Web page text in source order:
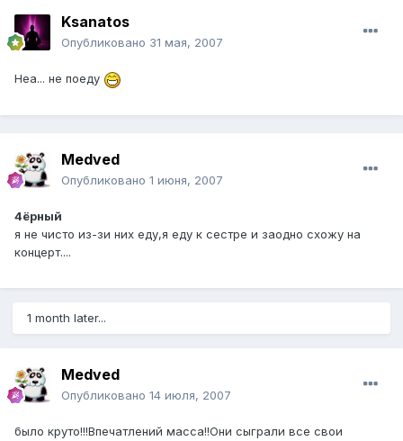
Ksanatos
Опубликовано 31 мая, 2007
Неа... не поеду
Medved
Опубликовано 1 июня, 2007
4ёрный
я не чисто из-зи них еду,я еду к сестре и заодно схожу на
концерт....
1 month later...
Medved
Опубликовано 14 июля, 2007
было круто!!!Впечатлений масса!!Они сыграли все свои